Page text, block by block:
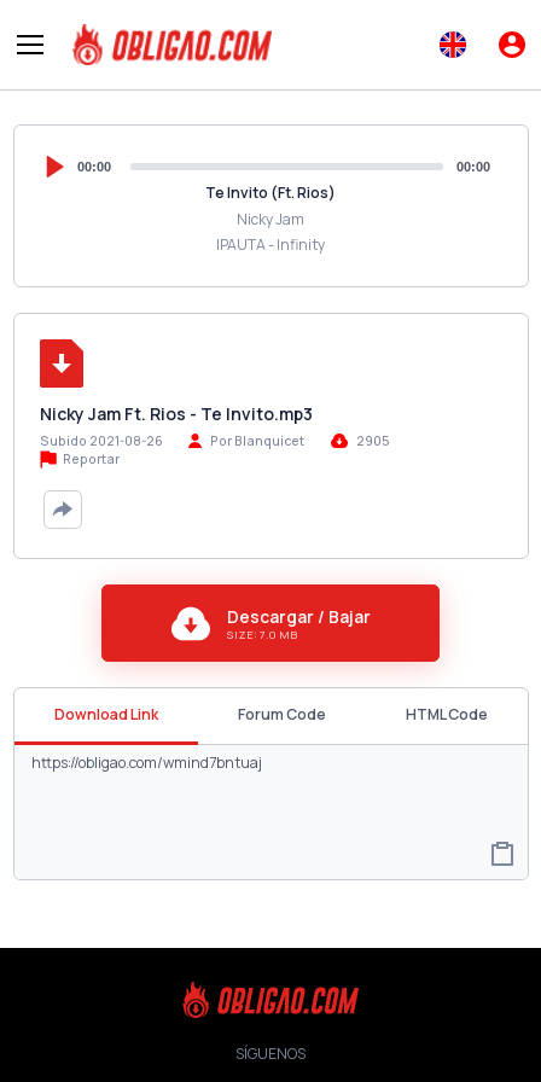
00:00 00:00
Te Invito (Ft. Rios)
Nicky Jam
IPAUTA - Infinity
Nicky Jam Ft. Rios - Te Invito.mp3
Subido 2021-08-26 Por Blanquicet
2905
Reportar
Descargar / Bajar
SIZE: 7.0 MB
Download Link Forum Code HTML Code
SÍGUENOS